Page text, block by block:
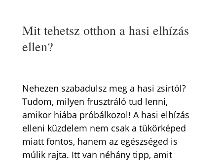
Mit tehetsz otthon a hasi elhízás
ellen?
Nehezen szabadulsz meg a hasi zsírtól?
Tudom, milyen frusztráló tud lenni,
amikor hiába próbálkozol! A hasi elhízás
elleni küzdelem nem csak a tükörképed
miatt fontos, hanem az egészséged is
múlik rajta. Itt van néhány tipp, amit